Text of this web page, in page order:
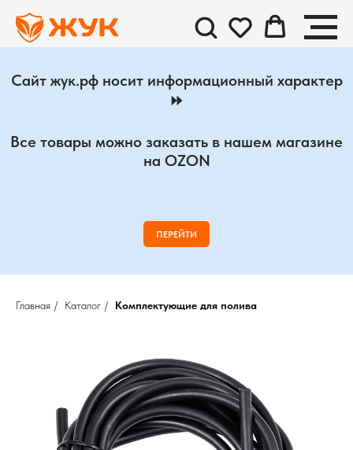
Сайт жук.рф носит информационный характер
⏩
Все товары можно заказать в нашем магазине
на OZON
ПЕРЕЙТИ
Главная / Каталог / Комплектующие для полива